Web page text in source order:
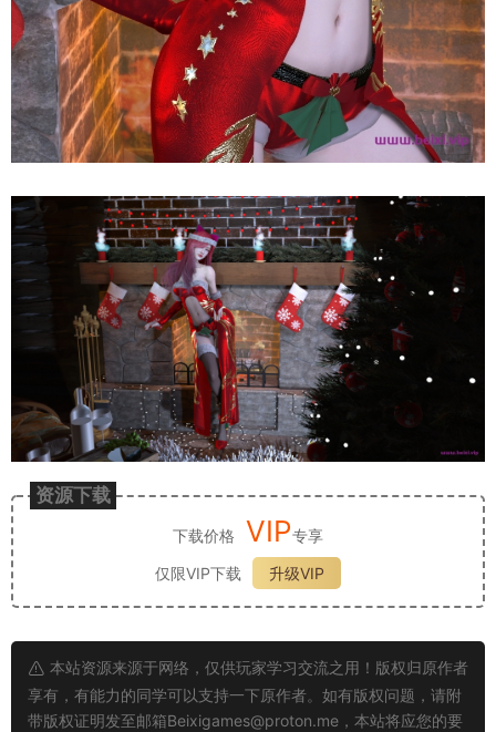
资源下载
下载价格 VIP专享
仅限VIP下载
升级VIP
本站资源来源于网络，仅供玩家学习交流之用！版权归原作者
享有，有能力的同学可以支持一下原作者。如有版权问题，请附
带版权证明发至邮箱Beixigames@proton.me ，本站将应您的要